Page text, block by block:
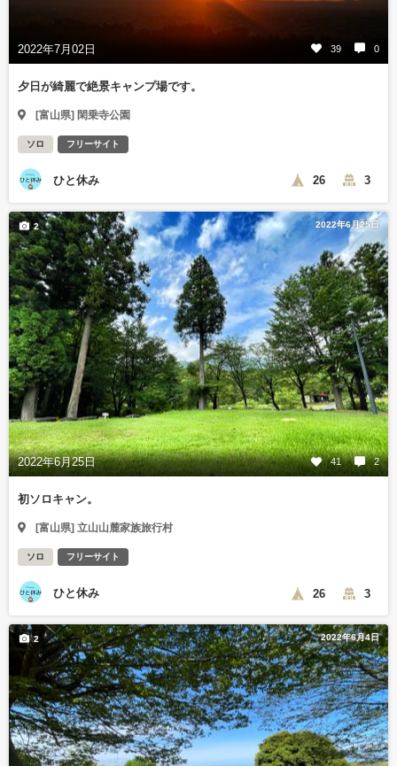
2022年7月02日 39 0
夕日が綺麗で絶景キャンプ場です。
[富山県] 閑乗寺公園
ソロ フリーサイト
ひと休み 26 3
2022年6月25日
2022年6月25日 41 2
2
初ソロキャン。
[富山県] 立山山麓家族旅行村
ソロ フリーサイト
ひと休み 26 3
2022年6月4日
2